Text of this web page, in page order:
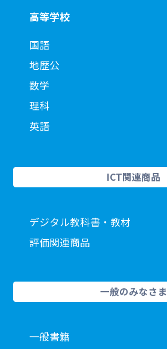
高等学校
国語
地歴公
数学
理科
英語
ICT関連商品
デジタル教科書・教材
評価関連商品
一般のみなさま
一般書籍